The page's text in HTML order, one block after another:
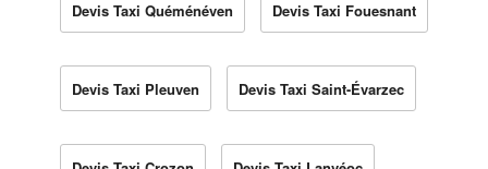
Devis Taxi Quéménéven Devis Taxi Fouesnant
Devis Taxi Pleuven Devis Taxi Saint-Évarzec